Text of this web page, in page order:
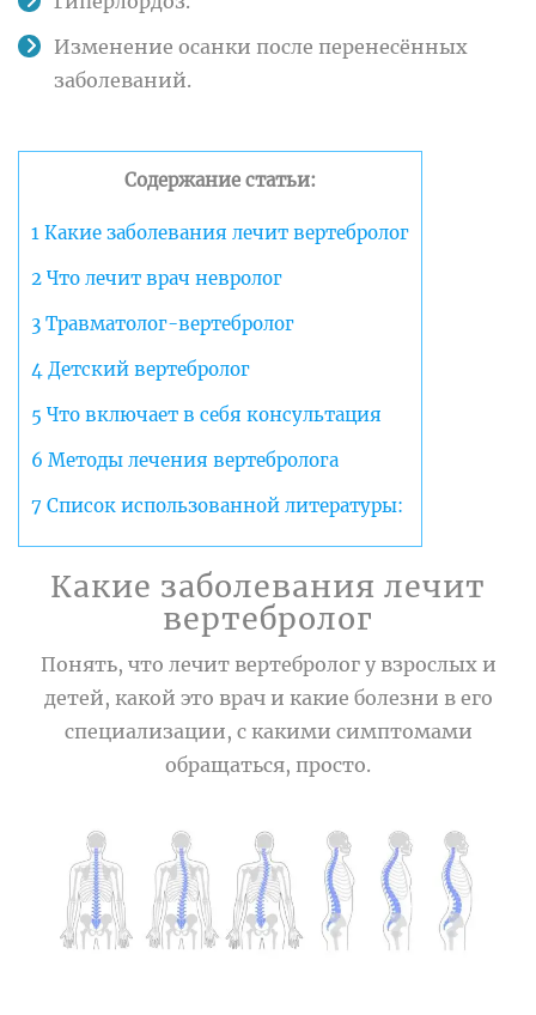
Изменение осанки после перенесённых
заболеваний.
Содержание статьи:
1 Какие заболевания лечит вертебролог
2 Что лечит врач невролог
3 Травматолог-вертебролог
4 Детский вертебролог
5 Что включает в себя консультация
6 Методы лечения вертебролога
7 Список использованной литературы:
Какие заболевания лечит
вертебролог
Понять, что лечит вертебролог у взрослых и
детей, какой это врач и какие болезни в его
специализации, с какими симптомами
обращаться, просто.